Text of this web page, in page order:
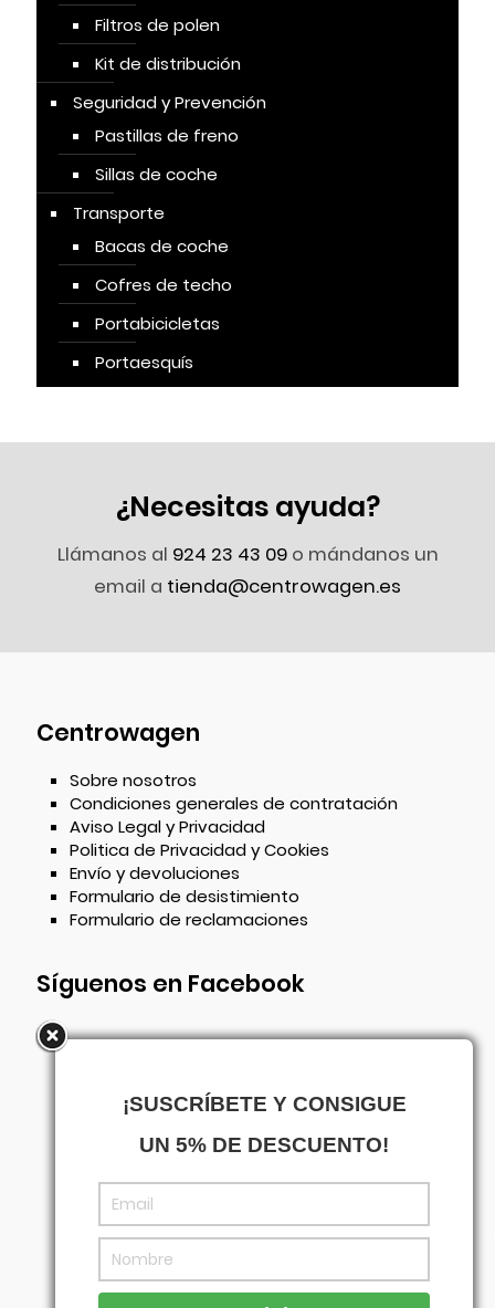
Filtros de polen
Kit de distribución
Seguridad y Prevención
Pastillas de freno
Sillas de coche
Transporte
Bacas de coche
Cofres de techo
Portabicicletas
Portaesquís
¿Necesitas ayuda?
Llámanos al 924 23 43 09o mándanos un
email a tienda@centrowagen.es
Centrowagen
Sobre nosotros
Condiciones generales de contratación
Aviso Legal y Privacidad
Politica de Privacidad y Cookies
Envío y devoluciones
Formulario de desistimiento
Formulario de reclamaciones
Síguenos en Facebook
¡SUSCRÍBETE Y CONSIGUE
UN 5% DE DESCUENTO!